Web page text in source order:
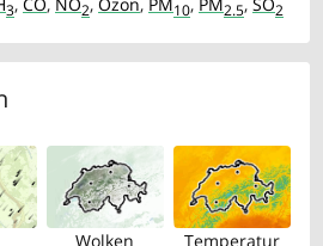
3 2 10 2.5 2
Wolken Temperatur